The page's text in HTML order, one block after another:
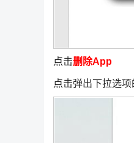
点击删除App
点击弹出下拉选项